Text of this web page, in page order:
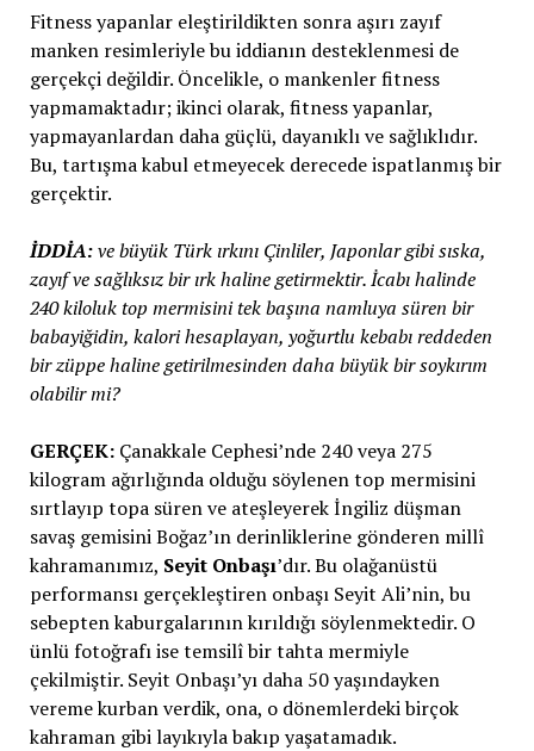
Fitness yapanlar eleştirildikten sonra aşırı zayıf
manken resimleriyle bu iddianın desteklenmesi de
gerçekçi değildir. Öncelikle, o mankenler fitness
yapmamaktadır; ikinci olarak, fitness yapanlar,
yapmayanlardan daha güçlü, dayanıklı ve sağlıklıdır.
Bu, tartışma kabul etmeyecek derecede ispatlanmış bir
gerçektir.
İDDİA:ve büyük Türk ırkını Çinliler, Japonlar gibi sıska,
zayıf ve sağlıksız bir ırk haline getirmektir. İcabı halinde
240 kiloluk top mermisini tek başına namluya süren bir
babayiğidin, kalori hesaplayan, yoğurtlu kebabı reddeden
bir züppe haline getirilmesinden daha büyük bir soykırım
olabilir mi?
GERÇEK:Çanakkale Cephesi’nde 240 veya 275
kilogram ağırlığında olduğu söylenen top mermisini
sırtlayıp topa süren ve ateşleyerek İngiliz düşman
savaş gemisini Boğaz’ın derinliklerine gönderen millî
kahramanımız, Seyit Onbaşı’dır. Bu olağanüstü
performansı gerçekleştiren onbaşı Seyit Ali’nin, bu
sebepten kaburgalarının kırıldığı söylenmektedir. O
ünlü fotoğrafı ise temsilî bir tahta mermiyle
çekilmiştir. Seyit Onbaşı’yı daha 50 yaşındayken
vereme kurban verdik, ona, o dönemlerdeki birçok
kahraman gibi layıkıyla bakıp yaşatamadık.